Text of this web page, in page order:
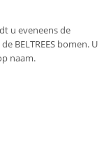
u eveneens de
BELTREES bomen. U
naam.